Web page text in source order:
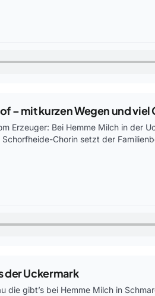
– mit kurzen Wegen und viel
Erzeuger: Bei Hemme Milch in der
Chorin setzt der
der Uckermark
die gibt’s bei Hemme Milch in